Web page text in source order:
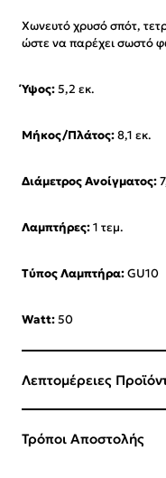
Χωνευτό χρυσό σπότ,
ώστε να παρέχει σωστό
Ύψος:5,2 εκ.
Μήκος/Πλάτος:8,1 εκ.
Διάμετρος Ανοίγματος:
Λαμπτήρες:1 τεμ.
Τύπος Λαμπτήρα:GU10
Watt:50
Λεπτομέρειες
Τρόποι Αποστολής